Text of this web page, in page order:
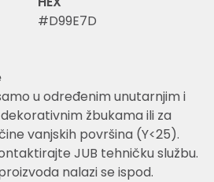
#D99E7D
u određenim unutarnjim i
žbukama ili za
vanjskih površina (Y<25).
JUB tehničku službu.
nalazi se ispod.